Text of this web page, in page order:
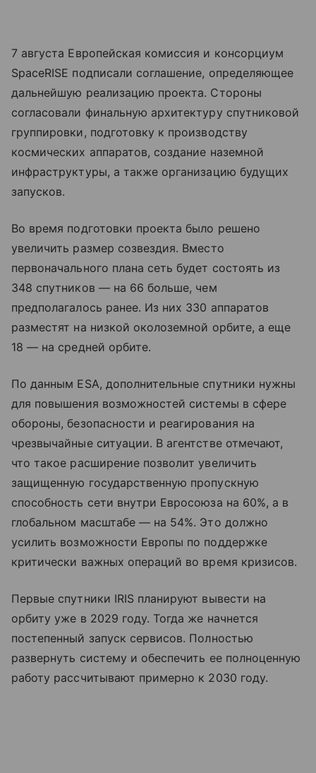
7 августа Европейская комиссия и консорциум
SpaceRISE подписали соглашение, определяющее
дальнейшую реализацию проекта. Стороны
согласовали финальную архитектуру спутниковой
группировки, подготовку к производству
космических аппаратов, создание наземной
инфраструктуры, а также организацию будущих
запусков.
Во время подготовки проекта было решено
увеличить размер созвездия. Вместо
первоначального плана сеть будет состоять из
348 спутников — на 66 больше, чем
предполагалось ранее. Из них 330 аппаратов
разместят на низкой околоземной орбите, а еще
18 — на средней орбите.
По данным ESA, дополнительные спутники нужны
для повышения возможностей системы в сфере
обороны, безопасности и реагирования на
чрезвычайные ситуации. В агентстве отмечают,
что такое расширение позволит увеличить
защищенную государственную пропускную
способность сети внутри Евросоюза на 60%, а в
глобальном масштабе — на 54%. Это должно
усилить возможности Европы по поддержке
критически важных операций во время кризисов.
Первые спутники IRIS планируют вывести на
орбиту уже в 2029 году. Тогда же начнется
постепенный запуск сервисов. Полностью
развернуть систему и обеспечить ее полноценную
работу рассчитывают примерно к 2030 году.